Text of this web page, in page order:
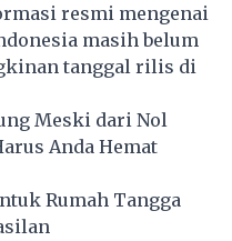
resmi mengenai
masih belum
tanggal rilis di
Meski dari Nol
Anda Hemat
Rumah Tangga